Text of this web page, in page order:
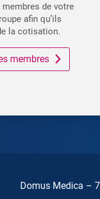
de votre
afin qu’ils
la cotisation.
membres
Domus Medica –